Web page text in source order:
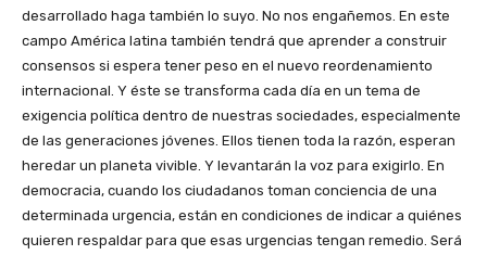
desarrollado haga también lo suyo. No nos engañemos. En este
campo América latina también tendrá que aprender a construir
consensos si espera tener peso en el nuevo reordenamiento
internacional. Y éste se transforma cada día en un tema de
exigencia política dentro de nuestras sociedades, especialmente
de las generaciones jóvenes. Ellos tienen toda la razón, esperan
heredar un planeta vivible. Y levantarán la voz para exigirlo. En
democracia, cuando los ciudadanos toman conciencia de una
determinada urgencia, están en condiciones de indicar a quiénes
quieren respaldar para que esas urgencias tengan remedio. Será